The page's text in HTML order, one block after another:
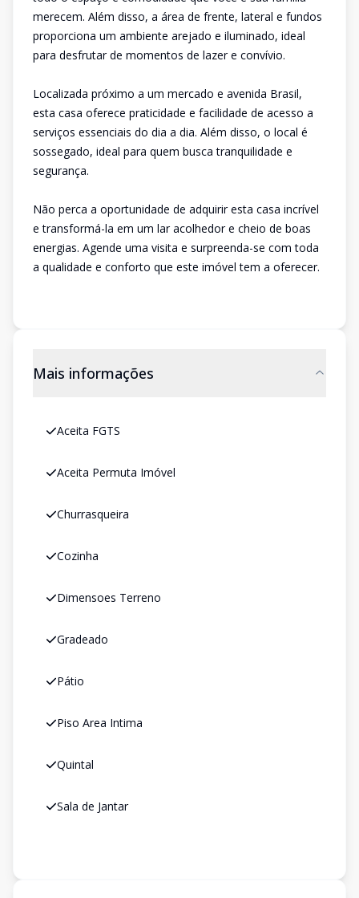
merecem. Além disso, a área de frente, lateral e fundos
proporciona um ambiente arejado e iluminado, ideal
para desfrutar de momentos de lazer e convívio.
Localizada próximo a um mercado e avenida Brasil,
esta casa oferece praticidade e facilidade de acesso a
serviços essenciais do dia a dia. Além disso, o local é
sossegado, ideal para quem busca tranquilidade e
segurança.
Não perca a oportunidade de adquirir esta casa incrível
e transformá-la em um lar acolhedor e cheio de boas
energias. Agende uma visita e surpreenda-se com toda
a qualidade e conforto que este imóvel tem a oferecer.
Mais informações
Aceita FGTS
Aceita Permuta Imóvel
Churrasqueira
Cozinha
Dimensoes Terreno
Gradeado
Pátio
Piso Area Intima
Quintal
Sala de Jantar